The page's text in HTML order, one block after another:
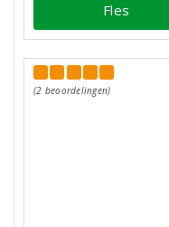
Fles
(2 beoordelingen)